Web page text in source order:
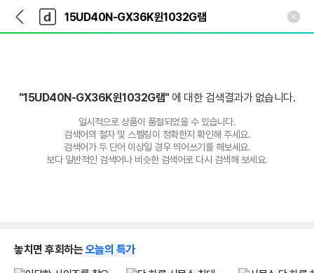
다
나
와
가
다
와
"15UD40N-GX36K윈1032G램"에 대한 검색결과가 없습니다.
일시적으로 상품이 품절되었을 수 있습니다.
검색어의 철자 및 스펠링이 정확한지 확인해 주세요.
검색어가 두 단어 이상일 경우 띄어쓰기를 해보세요.
보다 일반적인 검색어나 비슷한 검색어로 다시 검색해 보세요.
놓치면 후회하는 오늘의 특가